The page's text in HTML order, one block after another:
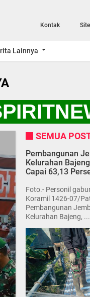
Kontak
Lainnya
SEMUA
Pembangunan
Kelurahan
Capai 63,13
Foto.- Personil
Koramil 1426-07/
Pembangunan
Kelurahan Bajeng, ...